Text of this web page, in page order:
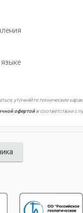
уточняйте технические
офертойв соответствии с